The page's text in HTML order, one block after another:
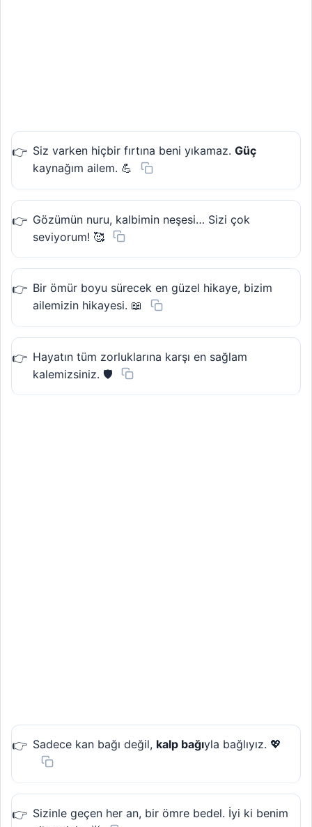
Siz varken hiçbir fırtına beni yıkamaz. Güç
kaynağım ailem. 💪
Gözümün nuru, kalbimin neşesi… Sizi çok
seviyorum! 🥰
Bir ömür boyu sürecek en güzel hikaye, bizim
ailemizin hikayesi. 📖
Hayatın tüm zorluklarına karşı en sağlam
kalemizsiniz. 🛡️
Sadece kan bağı değil, kalp bağıyla bağlıyız. 💖
Sizinle geçen her an, bir ömre bedel. İyi ki benim